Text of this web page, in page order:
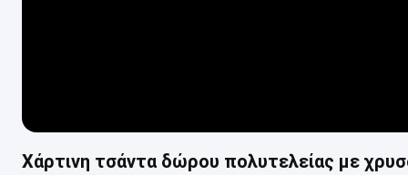
Χάρτινη τσάντα δώρου πολυτελείας με